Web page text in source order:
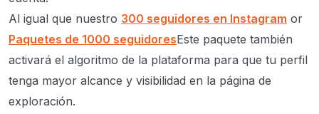
Al igual que nuestro 300 seguidores en Instagram or
Paquetes de 1000 seguidoresEste paquete también
activará el algoritmo de la plataforma para que tu perfil
tenga mayor alcance y visibilidad en la página de
exploración.